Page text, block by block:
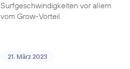
Surfgeschwindigkeiten vor allem
vom Grow-Vorteil.
21. März 2023